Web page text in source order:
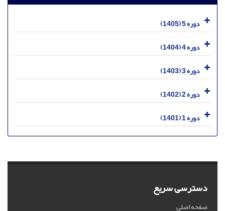
دوره 5 (1405)
دوره 4 (1404)
دوره 3 (1403)
دوره 2 (1402)
دوره 1 (1401)
دسترسی سریع
صفحه اصلی